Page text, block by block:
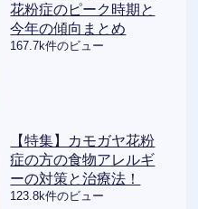
花粉症のピーク時期と
今年の傾向まとめ
167.7k件のビュー
【特集】カモガヤ花粉
症の方の食物アレルギ
ーの対策と治療法！
123.8k件のビュー